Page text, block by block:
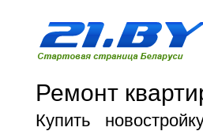
Ремонт
Купить